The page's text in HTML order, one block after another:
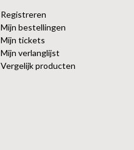
Registreren
Mijn bestellingen
Mijn tickets
Mijn verlanglijst
Vergelijk producten